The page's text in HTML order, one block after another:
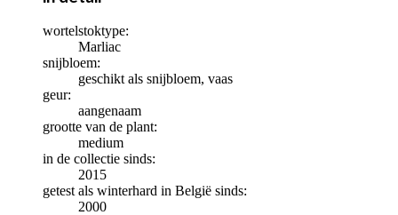
wortelstoktype:
Marliac
snijbloem:
geschikt als snijbloem, vaas
geur:
aangenaam
grootte van de plant:
medium
in de collectie sinds:
2015
getest als winterhard in België sinds:
2000